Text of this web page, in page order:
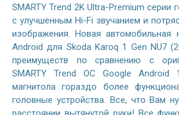
SMARTY Trend 2K Ultra-Premium серии
с улучшенным Hi-Fi звучанием и
изображения. Новая автомобильная
Android для Skoda Karoq 1 Gen NU7
преимуществ по сравнению с
SMARTY Trend ОС Google Android
магнитола гораздо более
головные устройства. Все, что Вам